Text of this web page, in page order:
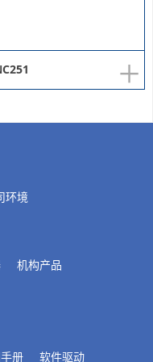
+
环境
机构产品
册 软件驱动